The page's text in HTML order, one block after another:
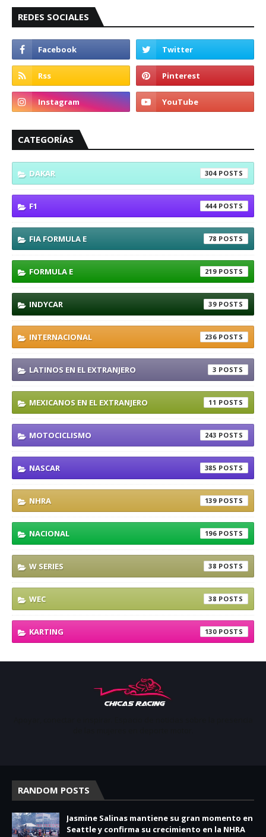
REDES SOCIALES
CATEGORÍAS
DAKAR 304
F1 444
FIA FORMULA E 78
FORMULA E 219
INDYCAR 39
INTERNACIONAL 236
LATINOS EN EL EXTRANJERO 3
MEXICANOS EN EL EXTRANJERO 11
MOTOCICLISMO 243
NASCAR 385
NHRA 139
NACIONAL 196
W SERIES 38
WEC 38
KARTING 130
RANDOM POSTS
Jasmine Salinas mantiene su gran momento en
Seattle y confirma su crecimiento en la NHRA